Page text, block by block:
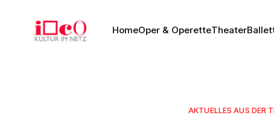
HomeOper & OperetteTheater
AKTUELLES AUS DER